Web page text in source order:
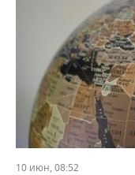
10 июн, 08:52